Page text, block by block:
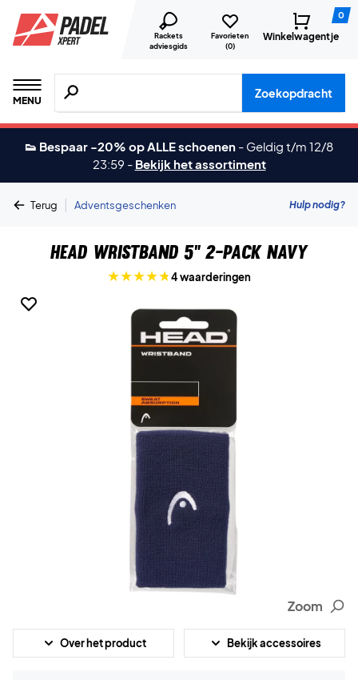
Rackets
adviesgids
Favorieten
(0)
0
Winkelwagentje
MENU
Zoeken naar producten, merken etc.
Zoekopdracht
👟 Bespaar -20% op ALLE schoenen - Geldig t/m 12/8
23:59 - Bekijk het assortiment
Terug | Adventsgeschenken Hulp nodig?
Head Wristband 5" 2-Pack Navy
4 waarderingen
Zoom
Over het product Bekijk accessoires